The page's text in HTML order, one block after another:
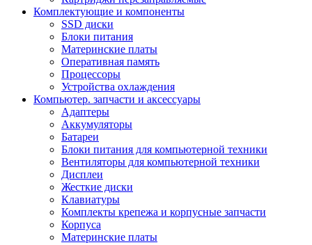
Комплектующие и компоненты
SSD диски
Блоки питания
Материнские платы
Оперативная память
Процессоры
Устройства охлаждения
Компьютер. запчасти и аксессуары
Адаптеры
Аккумуляторы
Батареи
Блоки питания для компьютерной техники
Вентиляторы для компьютерной техники
Дисплеи
Жесткие диски
Клавиатуры
Комплекты крепежа и корпусные запчасти
Корпуса
Материнские платы